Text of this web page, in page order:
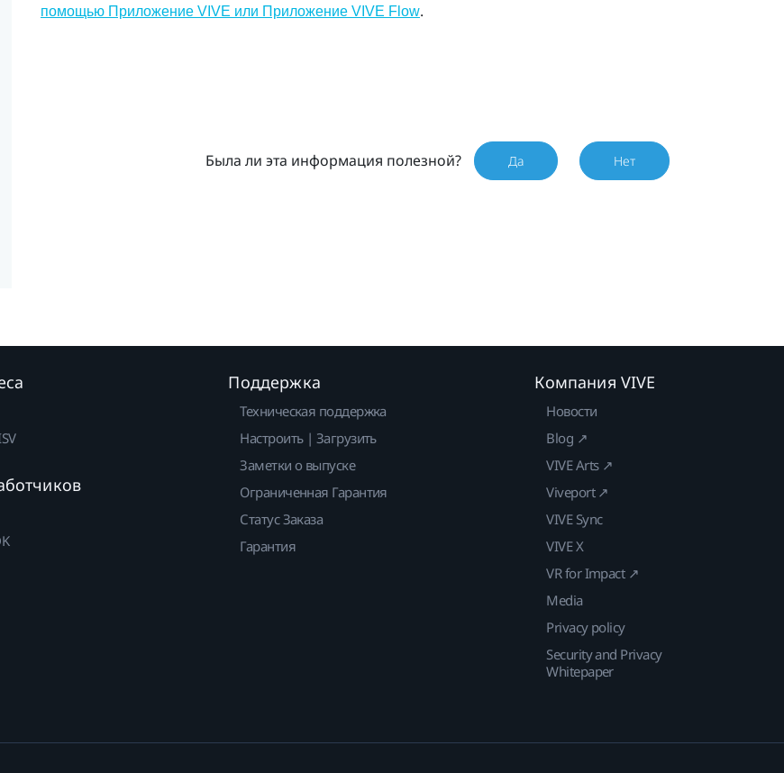
помощью Приложение VIVE или Приложение VIVE Flow.
Была ли эта информация полезной? Да Нет
Поддержка
Техническая поддержка
Настроить | Загрузить
Заметки о выпуске
Ограниченная Гарантия
Статус Заказа
Гарантия
Компания VIVE
Новости
Blog ↗
VIVE Arts ↗
Viveport ↗
VIVE Sync
VIVE X
VR for Impact ↗
Media
Privacy policy
Security and Privacy
Whitepaper